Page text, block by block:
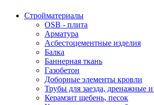
Стройматериалы
OSB - плита
Арматура
Асбестоцементные изделия
Балка
Баннерная ткань
Газобетон
Доборные элементы кровли
Трубы для заезда, дренажные
Керамзит щебень, песок